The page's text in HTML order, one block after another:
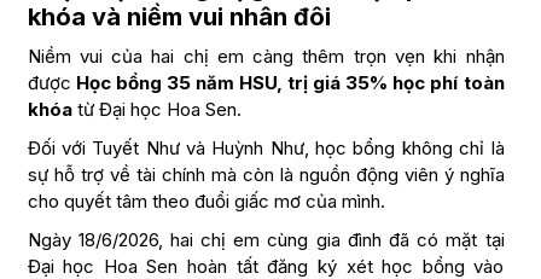
khóa và niềm vui nhân đôi
Niềm vui của hai chị em càng thêm trọn vẹn khi nhận
được Học bổng 35 năm HSU, trị giá 35% học phí toàn
khóa từ Đại học Hoa Sen.
Đối với Tuyết Như và Huỳnh Như, học bổng không chỉ là
sự hỗ trợ về tài chính mà còn là nguồn động viên ý nghĩa
cho quyết tâm theo đuổi giấc mơ của mình.
Ngày 18/6/2026, hai chị em cùng gia đình đã có mặt tại
Đại học Hoa Sen hoàn tất đăng ký xét học bổng vào